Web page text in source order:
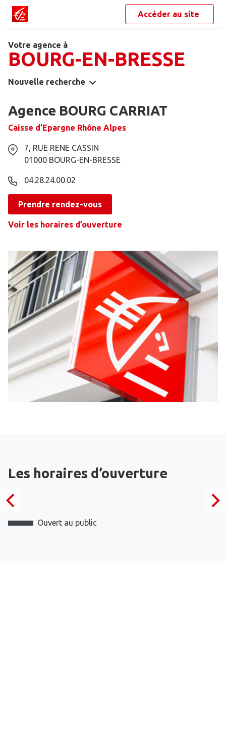
Accéder au site
Votre agence à
BOURG-EN-BRESSE
Nouvelle recherche
Agence BOURG CARRIAT
Caisse d’Epargne Rhône Alpes
7, RUE RENE CASSIN
01000 BOURG-EN-BRESSE
04.28.24.00.02
Prendre rendez-vous
Voir les horaires d’ouverture
Les horaires d’ouverture
Ouvert au public